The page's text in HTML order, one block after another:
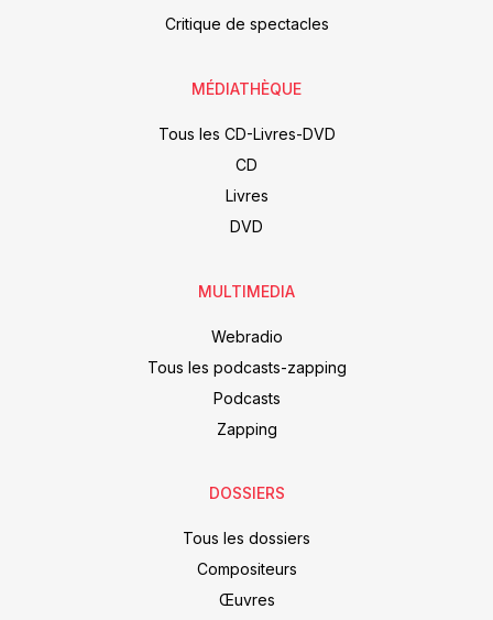
Critique de spectacles
MÉDIATHÈQUE
Tous les CD-Livres-DVD
CD
Livres
DVD
MULTIMEDIA
Webradio
Tous les podcasts-zapping
Podcasts
Zapping
DOSSIERS
Tous les dossiers
Compositeurs
Œuvres